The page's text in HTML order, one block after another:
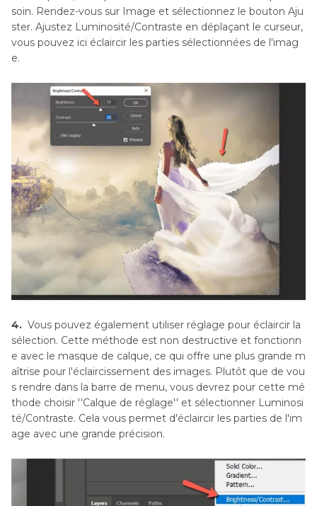
soin. Rendez-vous sur Image et sélectionnez le bouton Aju
ster. Ajustez Luminosité/Contraste en déplaçant le curseur,
vous pouvez ici éclaircir les parties sélectionnées de l'imag
e.
4. Vous pouvez également utiliser réglage pour éclaircir la
sélection. Cette méthode est non destructive et fonctionn
e avec le masque de calque, ce qui offre une plus grande m
aîtrise pour l'éclaircissement des images. Plutôt que de vou
s rendre dans la barre de menu, vous devrez pour cette mé
thode choisir ''Calque de réglage'' et sélectionner Luminosi
té/Contraste. Cela vous permet d'éclaircir les parties de l'im
age avec une grande précision.